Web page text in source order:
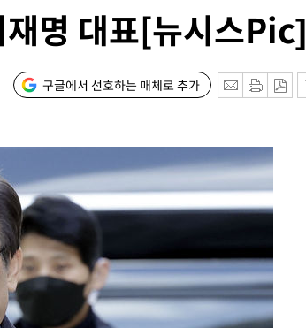
명 대표[뉴시스Pic]
구글에서 선호하는 매체로 추가